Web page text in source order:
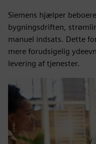
Siemens hjælper
bygningsdriften,
manuel indsats. Dette
mere forudsigelig
levering af tjenester.